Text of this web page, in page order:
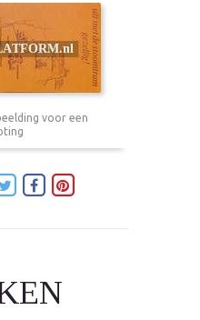
voor een